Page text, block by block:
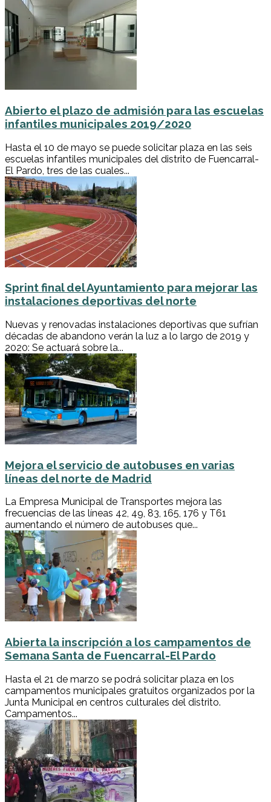
Abierto el plazo de admisión para las escuelas
infantiles municipales 2019/2020
Hasta el 10 de mayo se puede solicitar plaza en las seis
escuelas infantiles municipales del distrito de Fuencarral-
El Pardo, tres de las cuales...
Sprint final del Ayuntamiento para mejorar las
instalaciones deportivas del norte
Nuevas y renovadas instalaciones deportivas que sufrían
décadas de abandono verán la luz a lo largo de 2019 y
2020: Se actuará sobre la...
Mejora el servicio de autobuses en varias
líneas del norte de Madrid
La Empresa Municipal de Transportes mejora las
frecuencias de las líneas 42, 49, 83, 165, 176 y T61
aumentando el número de autobuses que...
Abierta la inscripción a los campamentos de
Semana Santa de Fuencarral-El Pardo
Hasta el 21 de marzo se podrá solicitar plaza en los
campamentos municipales gratuitos organizados por la
Junta Municipal en centros culturales del distrito.
Campamentos...